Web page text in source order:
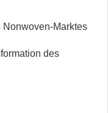
Nonwoven-Marktes
des